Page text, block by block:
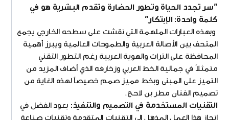
"سر تجدد الحياة وتطور الحضارة وتقدم البشرية هو في
كلمة واحدة: الإبتكار"
وبهذه العبارات الملهمة التي نقشت على سطحه الخارجي يجمع
المتحف بين الأصالة العربية والطموحات العالمية ويبرز أهمية
المحافظة على التراث والهوية العربية رغم التطور التقني
متمثلاً في جمالية الخط العربي وزخارفه الذي أضاف المزيد من
التميز على المبنى وبخط مميز صمم خصيصاً لهذه الغاية من
تصميم الفنان مطر بن لاحج.
التقنيات المستخدمة في التصميم والتنفيذ: يعود الفضل في
إنجاز هذا العمل المذهل إلى التقنيات المتقدمة وتقنيات صناعة